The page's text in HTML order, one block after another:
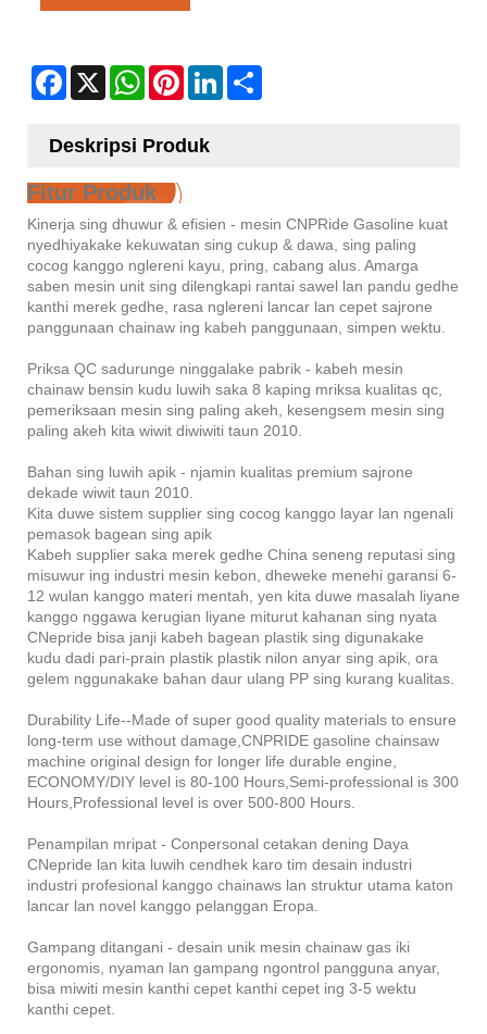
Facebook
X WhatsAppPinterestLinkedIn
Deskripsi Produk
Fitur Produk
Kinerja sing dhuwur & efisien - mesin CNPRide Gasoline kuat
nyedhiyakake kekuwatan sing cukup & dawa, sing paling
cocog kanggo nglereni kayu, pring, cabang alus. Amarga
saben mesin unit sing dilengkapi rantai sawel lan pandu gedhe
kanthi merek gedhe, rasa nglereni lancar lan cepet sajrone
panggunaan chainaw ing kabeh panggunaan, simpen wektu.
Priksa QC sadurunge ninggalake pabrik - kabeh mesin
chainaw bensin kudu luwih saka 8 kaping mriksa kualitas qc,
pemeriksaan mesin sing paling akeh, kesengsem mesin sing
paling akeh kita wiwit diwiwiti taun 2010.
Bahan sing luwih apik - njamin kualitas premium sajrone
dekade wiwit taun 2010.
Kita duwe sistem supplier sing cocog kanggo layar lan ngenali
pemasok bagean sing apik
Kabeh supplier saka merek gedhe China seneng reputasi sing
misuwur ing industri mesin kebon, dheweke menehi garansi 6-
12 wulan kanggo materi mentah, yen kita duwe masalah liyane
kanggo nggawa kerugian liyane miturut kahanan sing nyata
CNepride bisa janji kabeh bagean plastik sing digunakake
kudu dadi pari-prain plastik plastik nilon anyar sing apik, ora
gelem nggunakake bahan daur ulang PP sing kurang kualitas.
Durability Life--Made of super good quality materials to ensure
long-term use without damage,CNPRIDE gasoline chainsaw
machine original design for longer life durable engine,
ECONOMY/DIY level is 80-100 Hours,Semi-professional is 300
Hours,Professional level is over 500-800 Hours.
Penampilan mripat - Conpersonal cetakan dening Daya
CNepride lan kita luwih cendhek karo tim desain industri
industri profesional kanggo chainaws lan struktur utama katon
lancar lan novel kanggo pelanggan Eropa.
Gampang ditangani - desain unik mesin chainaw gas iki
ergonomis, nyaman lan gampang ngontrol pangguna anyar,
bisa miwiti mesin kanthi cepet kanthi cepet ing 3-5 wektu
kanthi cepet.